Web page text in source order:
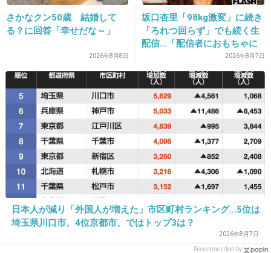
アトラクションで勝手に撮影された写真(購入任
意)を見ると自分の顔が不細工すぎて笑うｗ
-2
35. 匿名 2013/11/26(火) 21:53:43
長島スパーランドのボブカートって乗り物、今
でもあるかなぁ？ボブスレーのコースみたいに
なってて、スピードの加速とかも自分で操縦レ
バーで出来るの！あの乗り物楽しかった！
+24 -1
さかなクン50歳 結婚して
る？に回答「幸せだな～」
2026年8月8日
坂口杏里「98kg激変」に続き
「ろれつ回らず」でも続く生
配信…「配信者におもちゃに
されてる」知人は懸念表明
2026年8月7日
日本人が減り「外国人が増えた」市区町村ランキング…5位は
埼玉県川口市、4位京都市、ではトップ3は？
2026年8月7日
Recommended by